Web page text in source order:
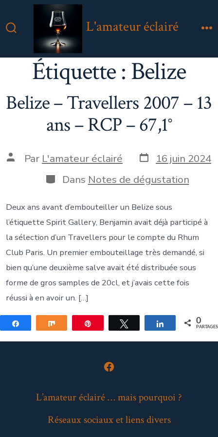
au
Bascule
Rechercher
L'amateur éclairé
Étiquette :Belize
Belize – Travellers 2007 – 13
ans – RCP – 67,1°
Auteur
publication
Par L'amateur éclairé Date
de
publication
16 juin 2024
Catégories
Dans Notes de dégustation
Deux ans avant d’embouteiller un Belize sous
l’étiquette Spirit Gallery, Benjamin avait déjà participé à
la sélection d’un Travellers pour le compte du Rhum
Club Paris. Un premier embouteillage très demandé, si
bien qu’une deuxième salve avait été distribuée sous
forme de gros samples de 20cl, et j’avais cette fois
réussi à en avoir un. […]
Partagez Partagez Tweetez Partagez 0
PARTAGES
Open
in
a
L’amateur éclairé … mais pourquoi ?
Réseaux sociaux et liens divers